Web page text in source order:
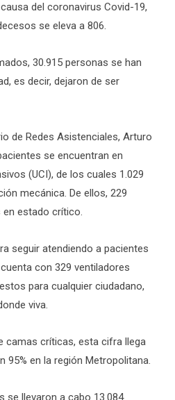
del coronavirus Covid-19,
se eleva a 806.
30.915 personas se han
es decir, dejaron de ser
de Redes Asistenciales, Arturo
se encuentran en
(UCI), de los cuales 1.029
mecánica. De ellos, 229
estado crítico.
seguir atendiendo a pacientes
con 329 ventiladores
para cualquier ciudadano,
viva.
camas críticas, esta cifra llega
95% en la región Metropolitana.
se llevaron a cabo 13.084